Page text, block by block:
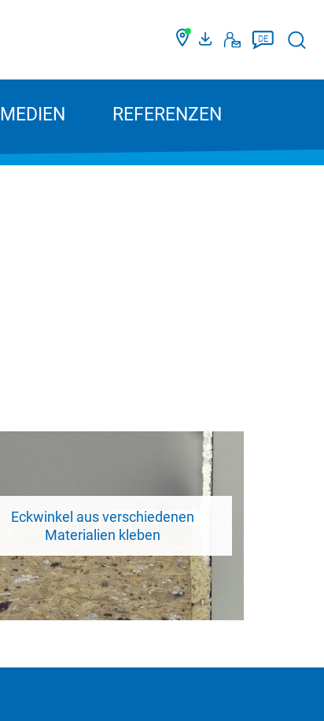
DE
MEDIEN REFERENZEN
Eckwinkel aus verschiedenen
Materialien kleben